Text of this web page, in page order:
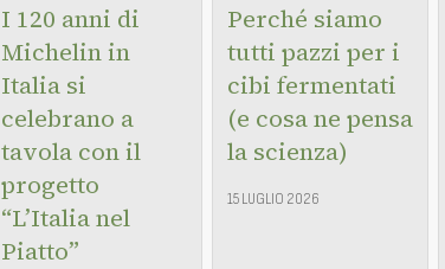
I 120 anni di
Michelin in
Italia si
celebrano a
tavola con il
progetto
“L’Italia nel
Piatto”
Perché siamo
tutti pazzi per i
cibi fermentati
(e cosa ne pensa
la scienza)
15 LUGLIO 2026